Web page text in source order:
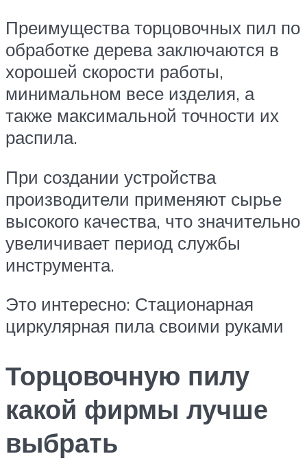
Преимущества торцовочных пил по
обработке дерева заключаются в
хорошей скорости работы,
минимальном весе изделия, а
также максимальной точности их
распила.
При создании устройства
производители применяют сырье
высокого качества, что значительно
увеличивает период службы
инструмента.
Это интересно: Стационарная
циркулярная пила своими руками
Торцовочную пилу
какой фирмы лучше
выбрать